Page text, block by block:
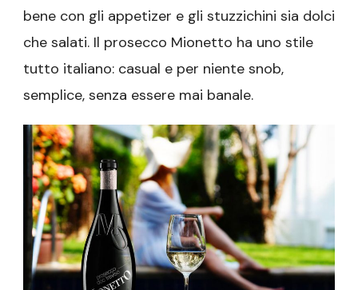
bene con gli appetizer e gli stuzzichini sia dolci
che salati. Il prosecco Mionetto ha uno stile
tutto italiano: casual e per niente snob,
semplice, senza essere mai banale.